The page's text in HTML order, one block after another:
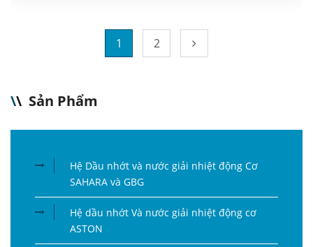
1 2
\\ Sản Phẩm
Hệ Dầu nhớt và nước giải nhiệt động Cơ
SAHARA và GBG
Hệ dầu nhớt Và nước giải nhiệt động cơ
ASTON